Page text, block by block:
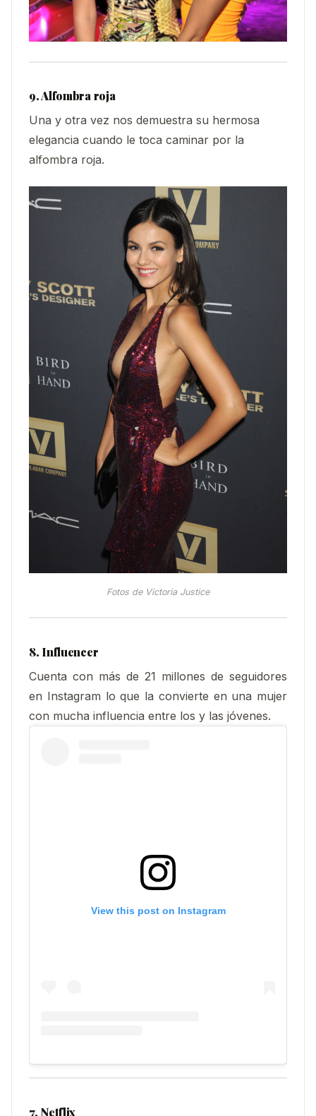
9. Alfombra roja
Una y otra vez nos demuestra su hermosa
elegancia cuando le toca caminar por la
alfombra roja.
Fotos de Victoria Justice
8. Influencer
Cuenta con más de 21 millones de seguidores
en Instagram lo que la convierte en una mujer
con mucha influencia entre los y las jóvenes.
View this post on Instagram
7. Netflix